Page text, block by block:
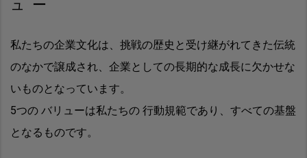
ュー
私たちの企業文化は、挑戦の歴史と受け継がれてきた伝統
のなかで譲成され、企業としての長期的な成長に欠かせな
いものとなっています。
5つの バリューは私たちの 行動規範であり、すべての基盤
となるものです。